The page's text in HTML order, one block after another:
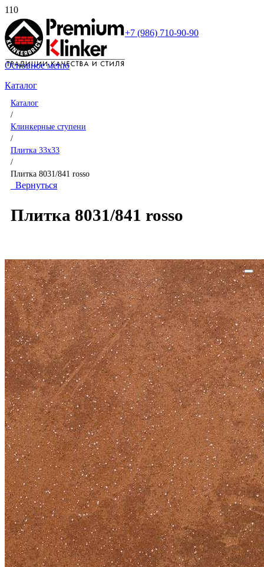
+7 (986) 710-90-90
Основное меню
Каталог
Каталог
/
Клинкерные ступени
/
Плитка 33x33
/
Плитка 8031/841 rosso
Вернуться
Плитка 8031/841 rosso